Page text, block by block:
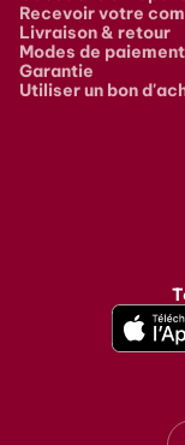
Recevoir votre
Livraison & retour
Modes de paiement
Garantie
Utiliser un bon